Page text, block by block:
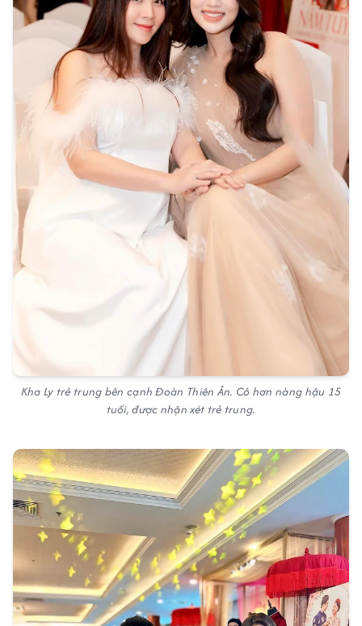
Kha Ly trẻ trung bên cạnh Đoàn Thiên Ân. Cô hơn nàng hậu 15
tuổi, được nhận xét trẻ trung.